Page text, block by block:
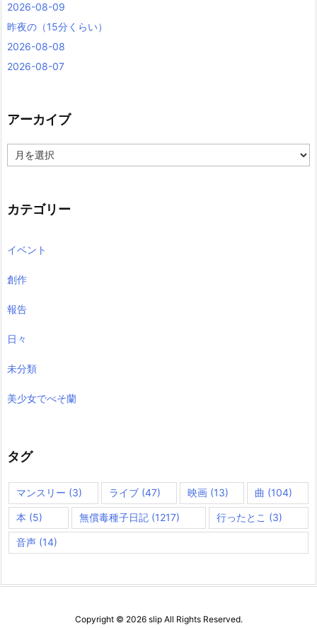
2026-08-09
昨夜の（15分くらい）
2026-08-08
2026-08-07
アーカイブ
ー
ブ
カテゴリー
イベント
創作
報告
日々
未分類
美少女でべそ蘭
タグ
マンスリー (3) ライブ(47) 映画(13) 曲 (104)
本 (5) 無償毒種子日記 (1217) 行ったとこ (3)
音声 (14)
Copyright © 2026 slipAll Rights Reserved.